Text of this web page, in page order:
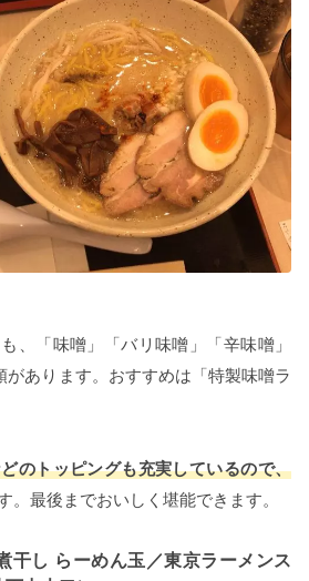
、「味噌」「バリ味噌」「辛味噌」
があります。おすすめは「特製味噌ラ
のトッピングも充実しているので、
。最後までおいしく堪能できます。
干し らーめん玉／東京ラーメンス